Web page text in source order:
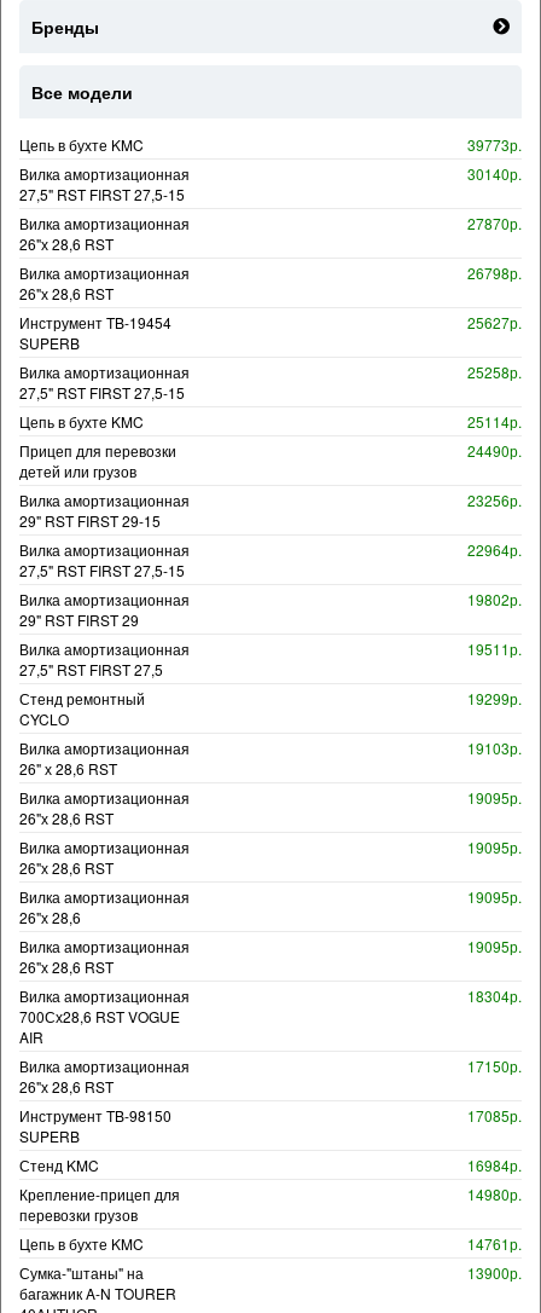
Бренды
Все модели
Цепь в бухте KMC
39773р.
Вилка амортизационная
27,5" RST FIRST 27,5-15
30140р.
Вилка амортизационная
26"х 28,6 RST
27870р.
Вилка амортизационная
26"х 28,6 RST
26798р.
Инструмент TB-19454
SUPERB
25627р.
Вилка амортизационная
27,5" RST FIRST 27,5-15
25258р.
Цепь в бухте KMC
25114р.
Прицеп для перевозки
детей или грузов
24490р.
Вилка амортизационная
29" RST FIRST 29-15
23256р.
Вилка амортизационная
27,5" RST FIRST 27,5-15
22964р.
Вилка амортизационная
29" RST FIRST 29
19802р.
Вилка амортизационная
27,5" RST FIRST 27,5
19511р.
Стенд ремонтный
CYCLO
19299р.
Вилка амортизационная
26" х 28,6 RST
19103р.
Вилка амортизационная
26"х 28,6 RST
19095р.
Вилка амортизационная
26"х 28,6 RST
19095р.
Вилка амортизационная
26"х 28,6
19095р.
Вилка амортизационная
26"х 28,6 RST
19095р.
Вилка амортизационная
700Сх28,6 RST VOGUE
AIR
18304р.
Вилка амортизационная
26"х 28,6 RST
17150р.
Инструмент TB-98150
SUPERB
17085р.
Стенд KMC
16984р.
Крепление-прицеп для
перевозки грузов
14980р.
Цепь в бухте KMC
14761р.
Сумка-"штаны" на
багажник A-N TOURER
13900р.